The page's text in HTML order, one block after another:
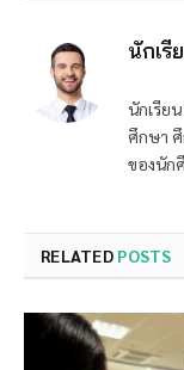
นักเรี
นักเรีย
ศึกษา
ของนัก
RELATED POSTS